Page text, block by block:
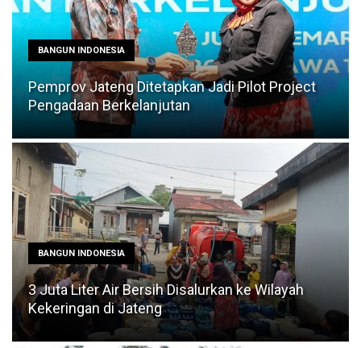
BANGUN INDONESIA
Pemprov Jateng Ditetapkan Jadi Pilot Project
Pengadaan Berkelanjutan
BANGUN INDONESIA
3 Juta Liter Air Bersih Disalurkan ke Wilayah
Kekeringan di Jateng